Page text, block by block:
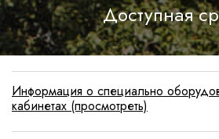
Доступная
Информация о специально
кабинетах (просмотреть)